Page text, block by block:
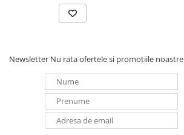
Stabilizatoare Tensiune
PDUs unitati de distributie a
Cabinete baterii
Acumulatori UPS
Drumetii / Camping
Accesorii
Frigidere portabile
Newsletter Nu rata ofertele si promotiile noastre